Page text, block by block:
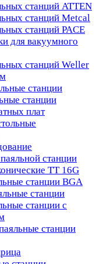
станций ATTEN
станций Metcal
станций PACE
для вакуумного
станций Weller
станции
станции
плат
станции
TT 16G
станции BGA
станции
станции с
станции